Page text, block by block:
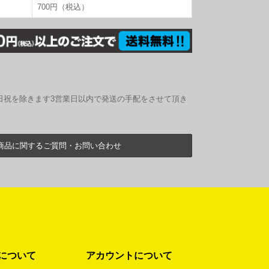
700円（税込）
祝を除きます3営業日以内で発送の手配をさせて頂き
品に関するご質問・お問い合わせ
ついて アカウントについて